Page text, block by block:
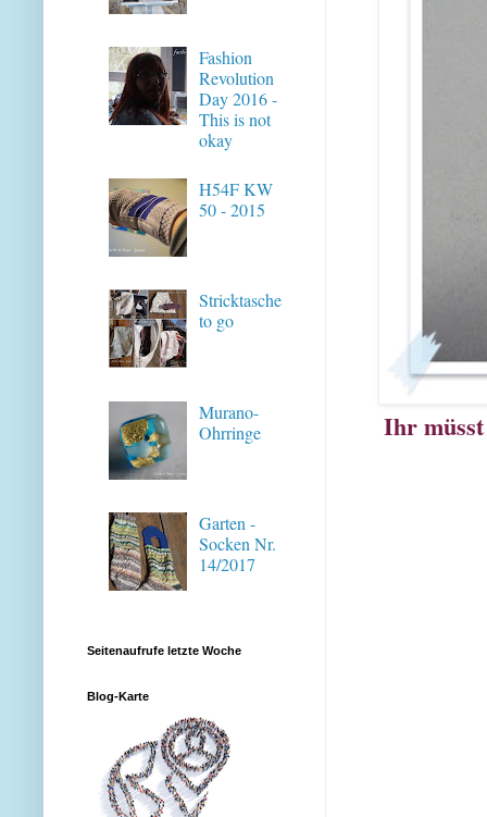
Ihr müsst
Fashion
Revolution
Day 2016 -
This is not
okay
H54F KW
50 - 2015
Stricktasche
to go
Murano-
Ohrringe
Garten -
Socken Nr.
14/2017
Seitenaufrufe letzte Woche
Blog-Karte